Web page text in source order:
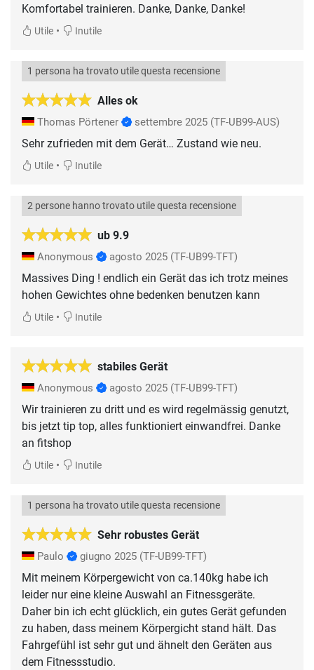
Komfortabel trainieren. Danke, Danke, Danke!
Utile • Inutile
Alles ok
1 persona ha trovato utile questa recensione
Thomas Pörtener settembre 2025 (TF-UB99-AUS)
Sehr zufrieden mit dem Gerät… Zustand wie neu.
Utile • Inutile
ub 9.9
2 persone hanno trovato utile questa recensione
Anonymous agosto 2025 (TF-UB99-TFT)
Massives Ding ! endlich ein Gerät das ich trotz meines
hohen Gewichtes ohne bedenken benutzen kann
Utile • Inutile
stabiles Gerät
Anonymous agosto 2025 (TF-UB99-TFT)
Wir trainieren zu dritt und es wird regelmässig genutzt,
bis jetzt tip top, alles funktioniert einwandfrei. Danke
an fitshop
Utile • Inutile
Sehr robustes Gerät
1 persona ha trovato utile questa recensione
Paulo giugno 2025 (TF-UB99-TFT)
Mit meinem Körpergewicht von ca.140kg habe ich
leider nur eine kleine Auswahl an Fitnessgeräte.
Daher bin ich echt glücklich, ein gutes Gerät gefunden
zu haben, dass meinem Körpergicht stand hält. Das
Fahrgefühl ist sehr gut und ähnelt den Geräten aus
dem Fitnessstudio.